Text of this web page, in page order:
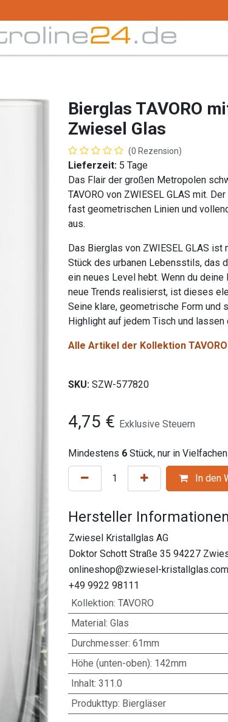
Bierglas TAVORO
Zwiesel Glas
(0 Rezension)
Lieferzeit: 5 Tage
Das Flair der großen Metropolen
TAVORO von ZWIESEL GLAS mit.
fast geometrischen Linien und
aus.
Das Bierglas von ZWIESEL GLAS
Stück des urbanen Lebensstils, das
ein neues Level hebt. Wenn du
neue Trends realisierst, ist dieses
Seine klare, geometrische Form und
Highlight auf jedem Tisch und
Alle Artikel der Kollektion
SKU: SZW-577820
4,75 € Exklusive Steuern
Mindestens 6 Stück, nur in
In den
Hersteller Informationen
Zwiesel Kristallglas AG
Doktor Schott Straße 35 94227
onlineshop@zwiesel-kristallglas.com
+49 9922 98111
Kollektion: TAVORO
Material: Glas
Durchmesser: 61mm
Höhe (unten-oben): 142mm
Inhalt: 311.0
Produkttyp: Biergläser